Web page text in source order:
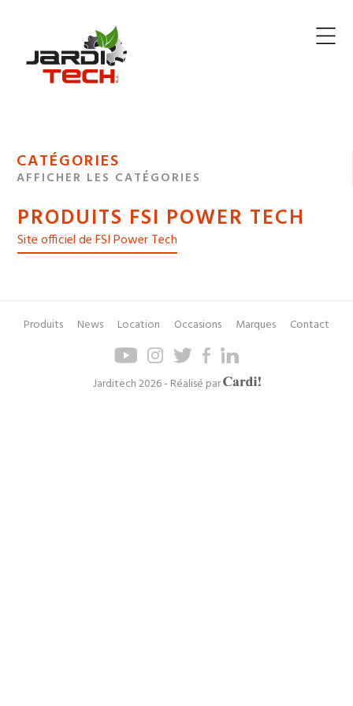
Jarditech
MENU
DE
DES
CATÉGORIES
AFFICHER LES CATÉGORIES
PRODUITS FSI POWER TECH
Site officiel de FSI Power Tech
Pied
Menu
navigation
Produits News Location Occasions Marques Contact
Jarditech 2026 - Réalisé par
Axel